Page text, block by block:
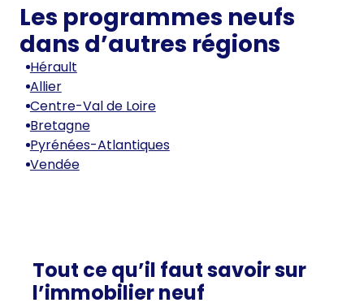
Les programmes neufs
dans d’autres régions
Hérault
Allier
Centre-Val de Loire
Bretagne
Pyrénées-Atlantiques
Vendée
Tout ce qu’il faut savoir sur
l’immobilier neuf